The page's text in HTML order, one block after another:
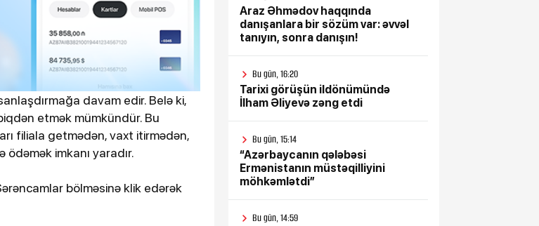
davam edir. Belə ki,
etmək mümkündür. Bu
filiala getmədən, vaxt itirmədən,
imkanı yaradır.
bölməsinə klik edərək
Araz Əhmədov haqqında
danışanlara bir sözüm var: əvvəl
tanıyın, sonra danışın!
Bu gün, 16:20
Tarixi görüşün ildönümündə
İlham Əliyevə zəng etdi
Bu gün, 15:14
“Azərbaycanın qələbəsi
Ermənistanın müstəqilliyini
möhkəmlətdi”
Bu gün, 14:59